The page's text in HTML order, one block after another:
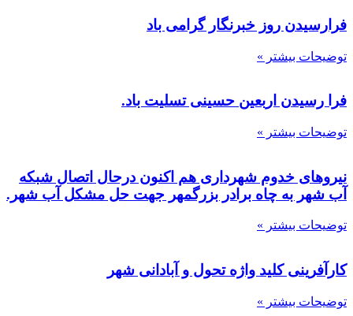
فرارسیدن روز خبرنگار گرامی باد
توضیحات بیشتر »
فرا رسیدن اربعین حسینی تسلیت باد.
توضیحات بیشتر »
نیروهای خدوم شهرداری هم اکنون درحال اتصال شبکه
آب شهر به چاه برادر بزرگمهر جهت حل مشکل آب شهر.
توضیحات بیشتر »
کارآفرینی کلید واژه تحول و آبادانی شهر
توضیحات بیشتر »